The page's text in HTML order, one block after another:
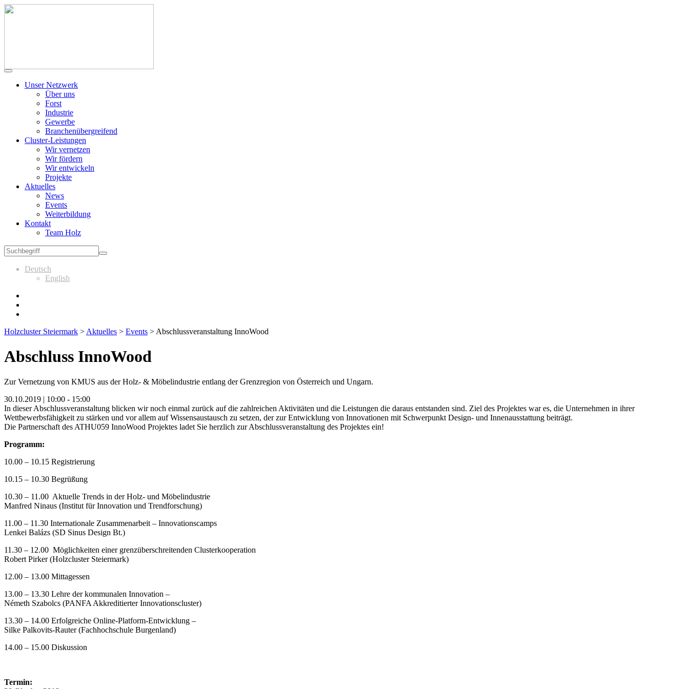
Unser Netzwerk
Über uns
Forst
Industrie
Gewerbe
Branchenübergreifend
Cluster-Leistungen
Wir vernetzen
Wir fördern
Wir entwickeln
Projekte
Aktuelles
News
Events
Weiterbildung
Kontakt
Team Holz
Deutsch
English
Holzcluster Steiermark > Aktuelles > Events > Abschlussveranstaltung InnoWood
Abschluss InnoWood
Zur Vernetzung von KMUS aus der Holz- & Möbelindustrie entlang der Grenzregion von Österreich und Ungarn.
30.10.2019 | 10:00 - 15:00
In dieser Abschlussveranstaltung blicken wir noch einmal zurück auf die zahlreichen Aktivitäten und die Leistungen die daraus entstanden sind. Ziel des Projektes war es, die Unternehmen in ihrer
Wettbewerbsfähigkeit zu stärken und vor allem auf Wissensaustausch zu setzen, der zur Entwicklung von Innovationen mit Schwerpunkt Design- und Innenausstattung beiträgt.
Die Partnerschaft des ATHU059 InnoWood Projektes ladet Sie herzlich zur Abschlussveranstaltung des Projektes ein!
Programm:
10.00 – 10.15 Registrierung
10.15 – 10.30 Begrüßung
10.30 – 11.00 Aktuelle Trends in der Holz- und Möbelindustrie
Manfred Ninaus (Institut für Innovation und Trendforschung)
11.00 – 11.30 Internationale Zusammenarbeit – Innovationscamps
Lenkei Balázs (SD Sinus Design Bt.)
11.30 – 12.00 Möglichkeiten einer grenzüberschreitenden Clusterkooperation
Robert Pirker (Holzcluster Steiermark)
12.00 – 13.00 Mittagessen
13.00 – 13.30 Lehre der kommunalen Innovation –
Németh Szabolcs (PANFA Akkreditierter Innovationscluster)
13.30 – 14.00 Erfolgreiche Online-Platform-Entwicklung –
Silke Palkovits-Rauter (Fachhochschule Burgenland)
14.00 – 15.00 Diskussion
Termin: